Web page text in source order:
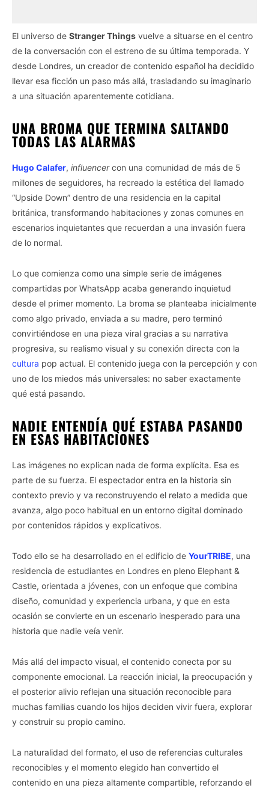
El universo de Stranger Things vuelve a situarse en el centro
de la conversación con el estreno de su última temporada. Y
desde Londres, un creador de contenido español ha decidido
llevar esa ficción un paso más allá, trasladando su imaginario
a una situación aparentemente cotidiana.
UNA BROMA QUE TERMINA SALTANDO
TODAS LAS ALARMAS
Hugo Calafer, influencercon una comunidad de más de 5
millones de seguidores, ha recreado la estética del llamado
“Upside Down” dentro de una residencia en la capital
británica, transformando habitaciones y zonas comunes en
escenarios inquietantes que recuerdan a una invasión fuera
de lo normal.
Lo que comienza como una simple serie de imágenes
compartidas por WhatsApp acaba generando inquietud
desde el primer momento. La broma se planteaba inicialmente
como algo privado, enviada a su madre, pero terminó
convirtiéndose en una pieza viral gracias a su narrativa
progresiva, su realismo visual y su conexión directa con la
cultura pop actual. El contenido juega con la percepción y con
uno de los miedos más universales: no saber exactamente
qué está pasando.
NADIE ENTENDÍA QUÉ ESTABA PASANDO
EN ESAS HABITACIONES
Las imágenes no explican nada de forma explícita. Esa es
parte de su fuerza. El espectador entra en la historia sin
contexto previo y va reconstruyendo el relato a medida que
avanza, algo poco habitual en un entorno digital dominado
por contenidos rápidos y explicativos.
Todo ello se ha desarrollado en el edificio de YourTRIBE, una
residencia de estudiantes en Londres en pleno Elephant &
Castle, orientada a jóvenes, con un enfoque que combina
diseño, comunidad y experiencia urbana, y que en esta
ocasión se convierte en un escenario inesperado para una
historia que nadie veía venir.
Más allá del impacto visual, el contenido conecta por su
componente emocional. La reacción inicial, la preocupación y
el posterior alivio reflejan una situación reconocible para
muchas familias cuando los hijos deciden vivir fuera, explorar
y construir su propio camino.
La naturalidad del formato, el uso de referencias culturales
reconocibles y el momento elegido han convertido el
contenido en una pieza altamente compartible, reforzando el